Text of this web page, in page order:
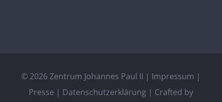
© 2026 Zentrum Johannes Paul II | Impressum |
Presse | Datenschutzerklärung | Crafted by